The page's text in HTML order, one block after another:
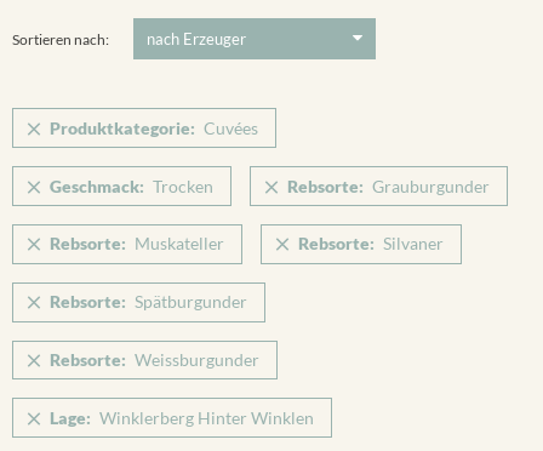
Riesling
Silvaner
Spätburgunder Rosé
Weissburgunder
Vorderer Winklerberg
Winklerberg
Winklerberg Winklen
Sortieren nach:
Produktkategorie: Cuvées
Geschmack: Trocken Rebsorte: Grauburgunder
Rebsorte: Muskateller Rebsorte: Silvaner
Rebsorte: Spätburgunder
Rebsorte: Weissburgunder
Lage: Winklerberg Hinter Winklen